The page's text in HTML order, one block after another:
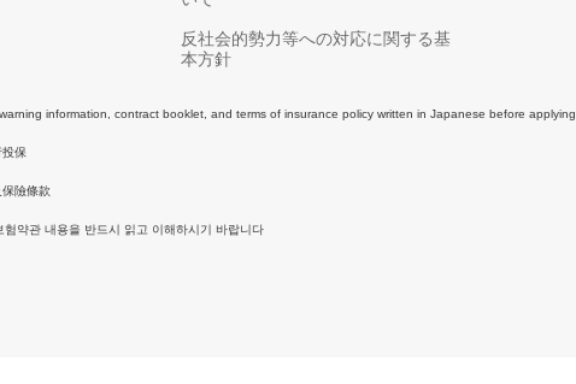
反社会的勢力等への対応に関する基
本方針
information, contract booklet, and terms of insurance policy written in Japanese before applying.
投保
險條款
약관 내용을 반드시 읽고 이해하시기 바랍니다